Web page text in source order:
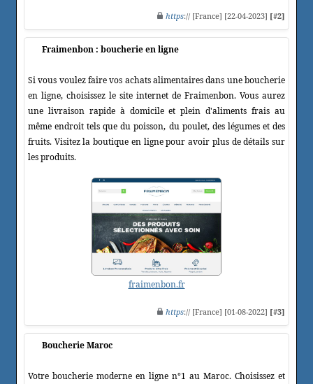
https:// [France] [22-04-2023] [#2]
Fraimenbon : boucherie en ligne
Si vous voulez faire vos achats alimentaires dans une boucherie
en ligne, choisissez le site internet de Fraimenbon. Vous aurez
une livraison rapide à domicile et plein d'aliments frais au
même endroit tels que du poisson, du poulet, des légumes et des
fruits. Visitez la boutique en ligne pour avoir plus de détails sur
les produits.
fraimenbon.fr
https:// [France] [01-08-2022] [#3]
Boucherie Maroc
Votre boucherie moderne en ligne n°1 au Maroc. Choisissez et